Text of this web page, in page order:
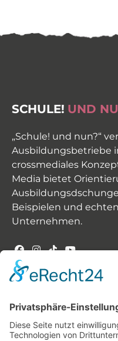
SCHULE! UND
„Schule! und nun?“
Ausbildungsbetriebe
crossmediales
Media bietet
Beispielen und
Unternehmen.
Der Weg zum